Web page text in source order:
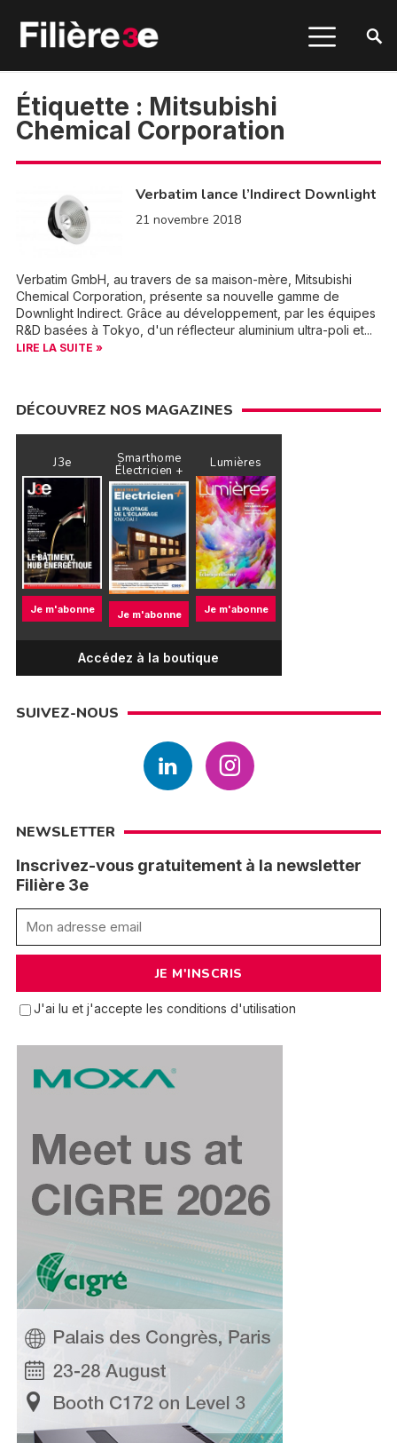
Étiquette : Mitsubishi
Chemical Corporation
Verbatim lance l’Indirect Downlight
21 novembre 2018
Verbatim GmbH, au travers de sa maison-mère, Mitsubishi
Chemical Corporation, présente sa nouvelle gamme de
Downlight Indirect. Grâce au développement, par les équipes
R&D basées à Tokyo, d'un réflecteur aluminium ultra-poli et...
LIRE LA SUITE »
DÉCOUVREZ NOS MAGAZINES
J3e
Je m'abonne
Smarthome
Électricien +
Je m'abonne
Lumières
Je m'abonne
Accédez à la boutique
SUIVEZ-NOUS
NEWSLETTER
Inscrivez-vous gratuitement à la newsletter
Filière 3e
J'ai lu et j'accepte les conditions d'utilisation